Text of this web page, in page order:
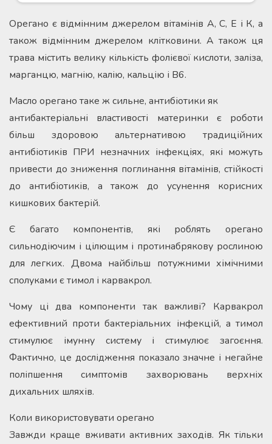
Орегано є відмінним джерелом вітамінів А, С, Е і К, а
також відмінним джерелом клітковини. А також ця
трава містить велику кількість фолієвої кислоти, заліза,
марганцю, магнію, калію, кальцію і B6.
Масло орегано таке ж сильне, антибіотики як
антибактеріальні властивості материнки є роботи
більш здоровою альтернативою традиційних
антибіотиків ПРИ незначних інфекціях, які можуть
привести до зниження поглинання вітамінів, стійкості
до антибіотиків, а також до усунення корисних
кишкових бактерій.
Є багато компонентів, які роблять орегано
сильнодіючим і цілющим і протинабрякову рослиною
для легких. Двома найбільш потужними хімічними
сполуками є тимол і карвакрол.
Чому ці два компоненти так важливі? Карвакрол
ефективний проти бактеріальних інфекцій, а тимол
стимулює імунну систему і стимулює загоєння.
Фактично, це дослідження показало значне і негайне
поліпшення симптомів захворювань верхніх
дихальних шляхів.
Коли використовувати орегано
Завжди краще вживати активних заходів. Як тільки